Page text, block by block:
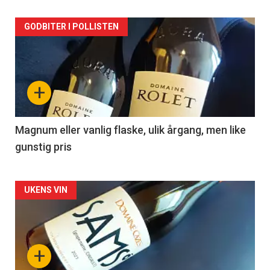
Forsiden
akkurat
nå
3
+
GODBITER I POLLISTEN
Magnum eller vanlig flaske, ulik årgang, men like
gunstig pris
Forsiden
akkurat
nå+
UKENS VIN